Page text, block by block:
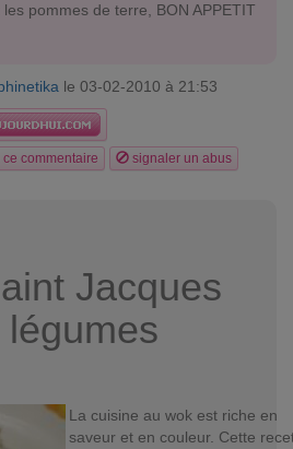
pommes de terre, BON APPETIT
le 03-02-2010 à 21:53
commentaire signaler un abus
Jacques
La cuisine au wok est riche en
saveur et en couleur. Cette